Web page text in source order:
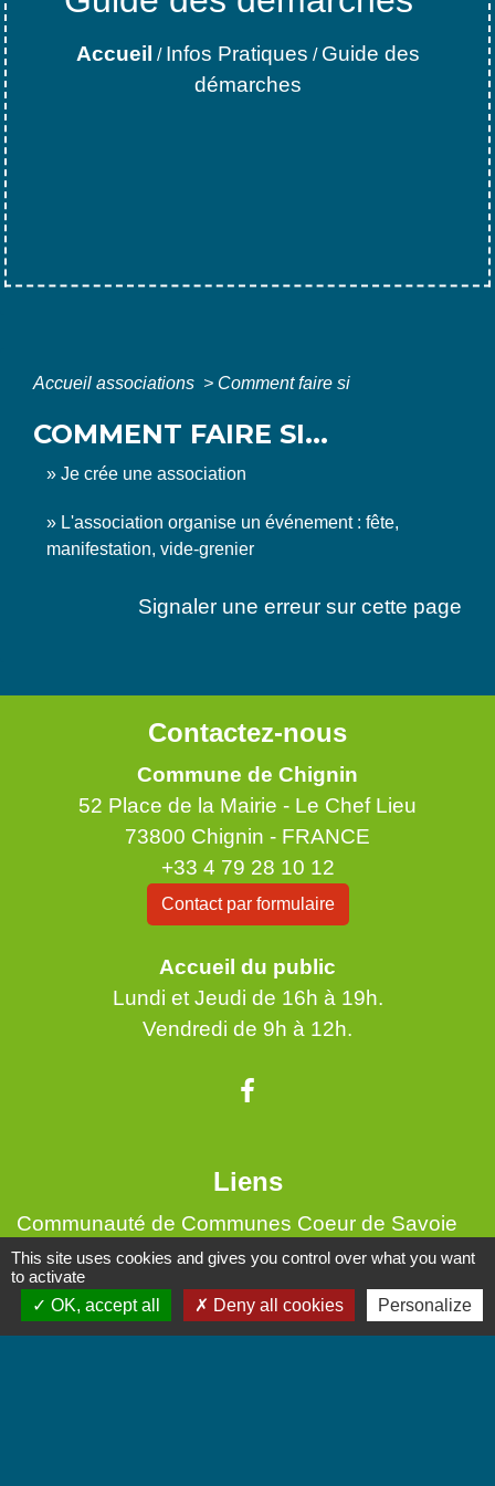
Accueil / Infos Pratiques / Guide des
démarches
Accueil associations > Comment faire si
COMMENT FAIRE SI...
Je crée une association
L'association organise un événement : fête,
manifestation, vide-grenier
Signaler une erreur sur cette page
Contactez-nous
Commune de Chignin
52 Place de la Mairie - Le Chef Lieu
73800 Chignin - FRANCE
+33 4 79 28 10 12
Contact par formulaire
Accueil du public
Lundi et Jeudi de 16h à 19h.
Vendredi de 9h à 12h.
Liens
Communauté de Communes Coeur de Savoie
Jumelages
Villarbasse - Italie
This site uses cookies and gives you control over what you want
to activate
OK, accept all
Deny all cookies Personalize